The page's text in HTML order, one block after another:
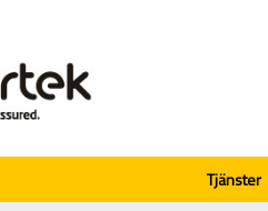
Tjänster